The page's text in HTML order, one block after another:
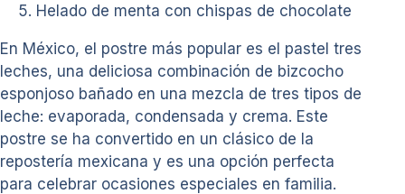
Helado de menta con chispas de chocolate
En México, el postre más popular es el pastel tres
leches, una deliciosa combinación de bizcocho
esponjoso bañado en una mezcla de tres tipos de
leche: evaporada, condensada y crema. Este
postre se ha convertido en un clásico de la
repostería mexicana y es una opción perfecta
para celebrar ocasiones especiales en familia.